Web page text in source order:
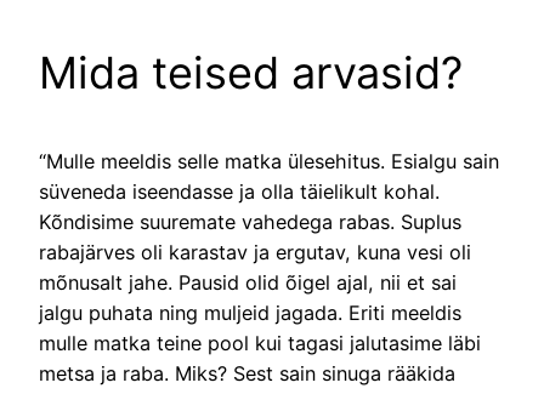
Mida teised arvasid?
“Mulle meeldis selle matka ülesehitus. Esialgu sain
süveneda iseendasse ja olla täielikult kohal.
Kõndisime suuremate vahedega rabas. Suplus
rabajärves oli karastav ja ergutav, kuna vesi oli
mõnusalt jahe. Pausid olid õigel ajal, nii et sai
jalgu puhata ning muljeid jagada. Eriti meeldis
mulle matka teine pool kui tagasi jalutasime läbi
metsa ja raba. Miks? Sest sain sinuga rääkida